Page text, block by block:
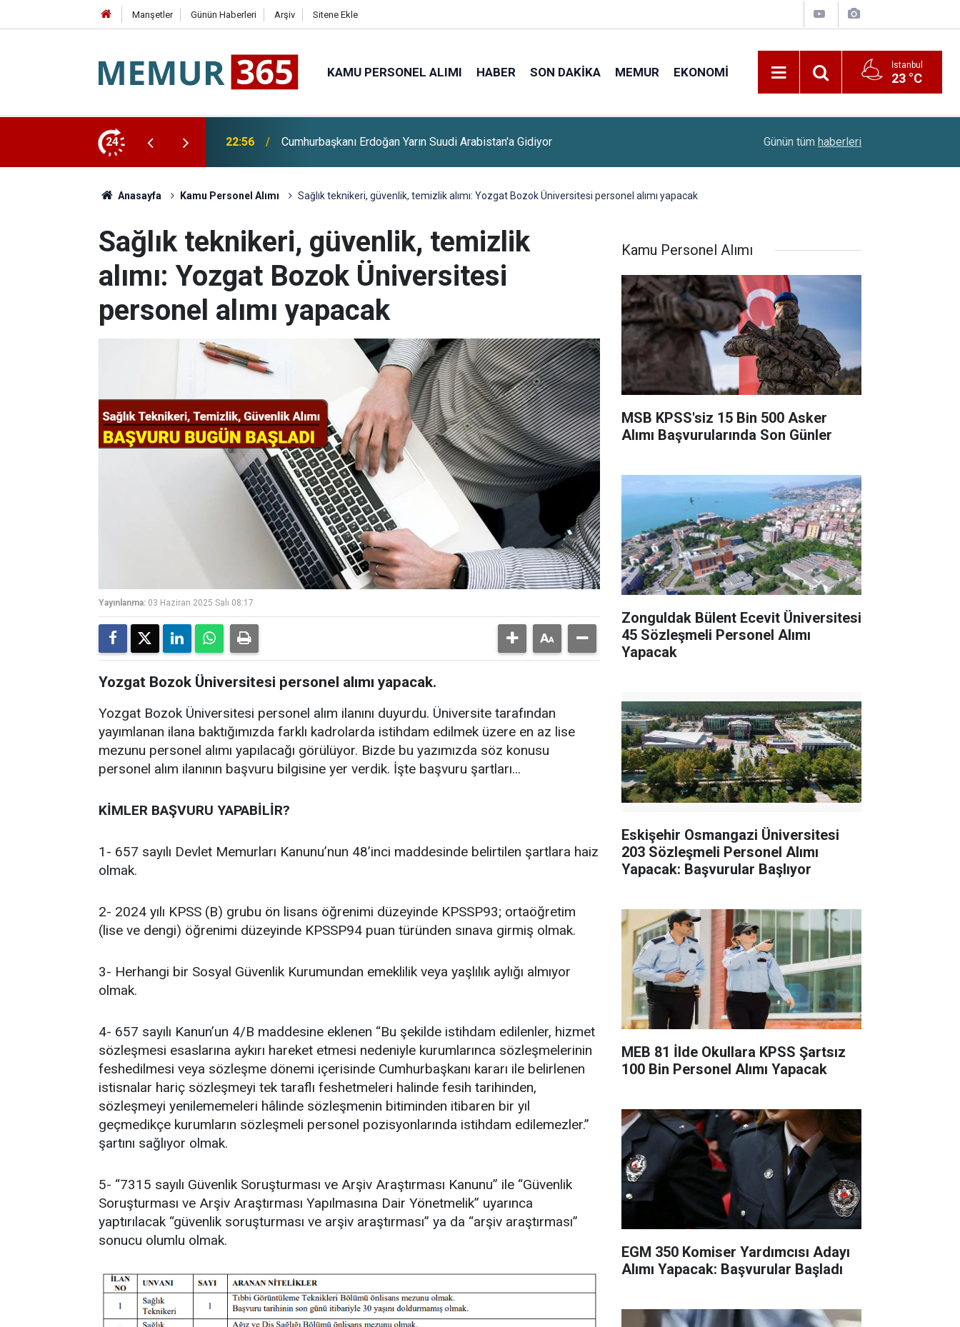
Manşetler Günün Haberleri Arşiv Sitene Ekle
KAMU PERSONEL ALIMI HABER SON DAKIKA MEMUR EKONOMI İstanbul
23 °C
24
Arabistan'a Gidiyor 22:28 Huzurevlerine Sınavsız Personel Ve İşçi Alımı Başladı Sınavsız Ambulans Şoförü Ve İlk Acil Yardım
Günün tüm haberleri
Anasayfa Kamu Personel Alımı Sağlık teknikeri, güvenlik, temizlik alımı: Yozgat Bozok Üniversitesi personel alımı yapacak
Sağlık teknikeri, güvenlik, temizlik
alımı: Yozgat Bozok Üniversitesi
personel alımı yapacak
Yayınlanma: 03 Haziran 2025 Salı 08:17
Yozgat Bozok Üniversitesi personel alımı yapacak.
Yozgat Bozok Üniversitesi personel alım ilanını duyurdu. Üniversite tarafından
yayımlanan ilana baktığımızda farklı kadrolarda istihdam edilmek üzere en az lise
mezunu personel alımı yapılacağı görülüyor. Bizde bu yazımızda söz konusu
personel alım ilanının başvuru bilgisine yer verdik. İşte başvuru şartları...
KİMLER BAŞVURU YAPABİLİR?
1- 657 sayılı Devlet Memurları Kanunu’nun 48’inci maddesinde belirtilen şartlara haiz
olmak.
2- 2024 yılı KPSS (B) grubu ön lisans öğrenimi düzeyinde KPSSP93; ortaöğretim
(lise ve dengi) öğrenimi düzeyinde KPSSP94 puan türünden sınava girmiş olmak.
3- Herhangi bir Sosyal Güvenlik Kurumundan emeklilik veya yaşlılık aylığı almıyor
olmak.
4- 657 sayılı Kanun’un 4/B maddesine eklenen “Bu şekilde istihdam edilenler, hizmet
sözleşmesi esaslarına aykırı hareket etmesi nedeniyle kurumlarınca sözleşmelerinin
feshedilmesi veya sözleşme dönemi içerisinde Cumhurbaşkanı kararı ile belirlenen
istisnalar hariç sözleşmeyi tek taraflı feshetmeleri halinde fesih tarihinden,
sözleşmeyi yenilememeleri hâlinde sözleşmenin bitiminden itibaren bir yıl
geçmedikçe kurumların sözleşmeli personel pozisyonlarında istihdam edilemezler.”
şartını sağlıyor olmak.
5- “7315 sayılı Güvenlik Soruşturması ve Arşiv Araştırması Kanunu” ile “Güvenlik
Soruşturması ve Arşiv Araştırması Yapılmasına Dair Yönetmelik” uyarınca
yaptırılacak “güvenlik soruşturması ve arşiv araştırması” ya da “arşiv araştırması”
sonucu olumlu olmak.
Kamu Personel Alımı
MSB KPSS'siz 15 Bin 500 Asker
Alımı Başvurularında Son Günler
Zonguldak Bülent Ecevit Üniversitesi
45 Sözleşmeli Personel Alımı
Yapacak
Eskişehir Osmangazi Üniversitesi
203 Sözleşmeli Personel Alımı
Yapacak: Başvurular Başlıyor
MEB 81 İlde Okullara KPSS Şartsız
100 Bin Personel Alımı Yapacak
EGM 350 Komiser Yardımcısı Adayı
Alımı Yapacak: Başvurular Başladı